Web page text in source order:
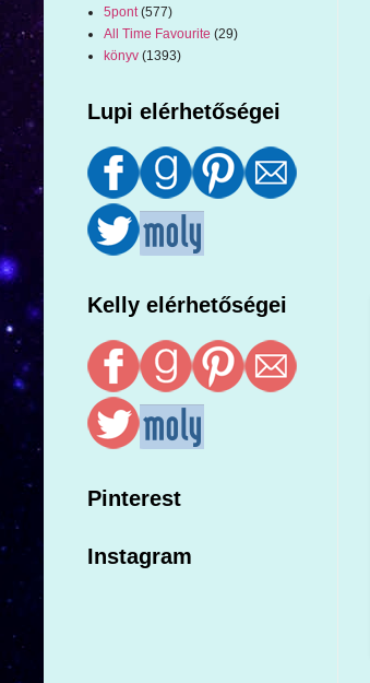
5pont (577)
All Time Favourite (29)
könyv (1393)
Lupi elérhetőségei
Kelly elérhetőségei
Pinterest
Instagram